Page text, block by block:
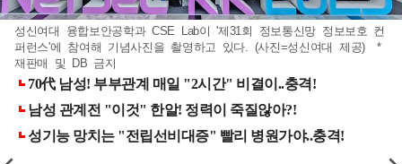
성신여대 융합보안공학과 CSE Lab이 '제31회 정보통신망 정보보호 컨
퍼런스'에 참여해 기념사진을 촬영하고 있다. (사진=성신여대 제공) *
재판매 및 DB 금지